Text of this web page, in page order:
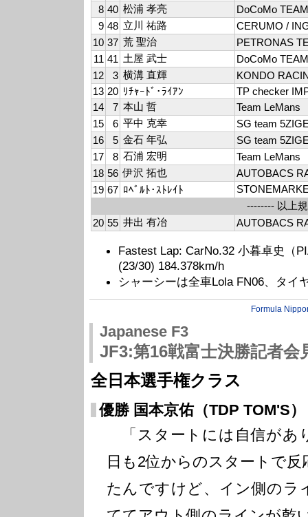
8 40 松浦 孝亮
DoCoMo
9 48 立川 祐路
CERUMO /
10 37 荒 聖治
PETRONAS
11 41 土屋 武士
DoCoMo
12
3 横溝 直輝
KONDO
13 20 ﾘﾁｬｰﾄﾞ･ﾗｲｱﾝ
TP checker
14
7 本山 哲
Team LeMans
15
6 平中 克幸
SG team
16
5 金石 年弘
SG team
17
8 石浦 宏明
Team LeMans
18 56 伊沢 拓也
AUTOBACS
19 67 ﾛﾍﾞﾙﾄ･ｽﾄﾚｲﾄ
-------- 以上
20 55 井出 有冶 AUTOBACS
Fastest Lap: CarNo.32 小暮卓史（
(23/30) 184.378km/h
シャーシーは全車Lola FN06、タイ
Formula
Japanese F3
JF3:第16戦富士決勝記者会
全日本選手権クラス
優勝 国本京佑（TDP TOM'S）
「スタートには自信があ
日も2位からのスタートで反
たんですけど、イン側のラ